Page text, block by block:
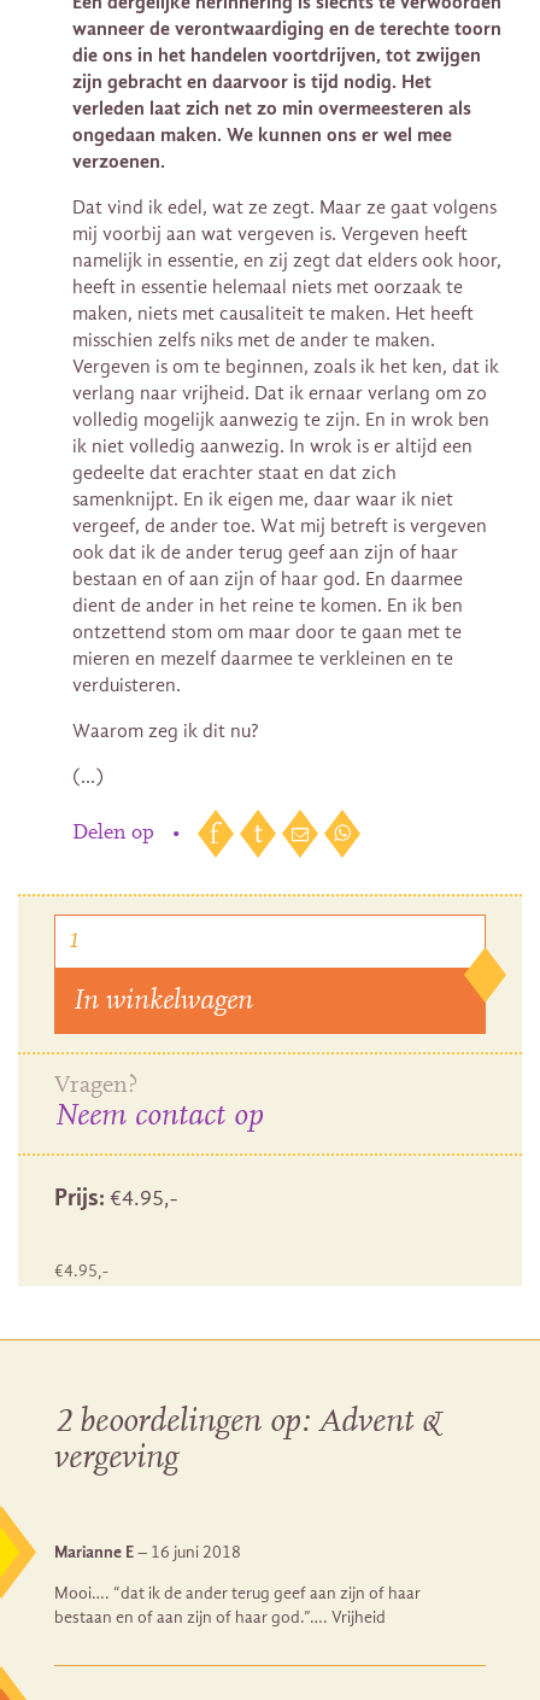
wanneer de verontwaardiging en de terechte toorn
die ons in het handelen voortdrijven, tot zwijgen
zijn gebracht en daarvoor is tijd nodig. Het
verleden laat zich net zo min overmeesteren als
ongedaan maken. We kunnen ons er wel mee
verzoenen.
Dat vind ik edel, wat ze zegt. Maar ze gaat volgens
mij voorbij aan wat vergeven is. Vergeven heeft
namelijk in essentie, en zij zegt dat elders ook hoor,
heeft in essentie helemaal niets met oorzaak te
maken, niets met causaliteit te maken. Het heeft
misschien zelfs niks met de ander te maken.
Vergeven is om te beginnen, zoals ik het ken, dat ik
verlang naar vrijheid. Dat ik ernaar verlang om zo
volledig mogelijk aanwezig te zijn. En in wrok ben
ik niet volledig aanwezig. In wrok is er altijd een
gedeelte dat erachter staat en dat zich
samenknijpt. En ik eigen me, daar waar ik niet
vergeef, de ander toe. Wat mij betreft is vergeven
ook dat ik de ander terug geef aan zijn of haar
bestaan en of aan zijn of haar god. En daarmee
dient de ander in het reine te komen. En ik ben
ontzettend stom om maar door te gaan met te
mieren en mezelf daarmee te verkleinen en te
verduisteren.
Waarom zeg ik dit nu?
(…)
Delen op •
In winkelwagen
Vragen?
Neem contact op
Prijs: €4.95,-
€4.95,-
2 beoordelingen op: Advent &
vergeving
Marianne E– 16 juni 2018
Mooi…. “dat ik de ander terug geef aan zijn of haar
bestaan en of aan zijn of haar god.”…. Vrijheid